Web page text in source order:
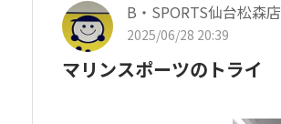
B・SPORTS仙台松森店
2025/06/28 20:39
マリンスポーツのトライ